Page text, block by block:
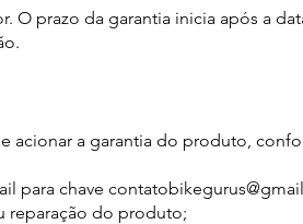
O prazo da garantia inicia após a
acionar a garantia do produto,
para chave
reparação do produto;